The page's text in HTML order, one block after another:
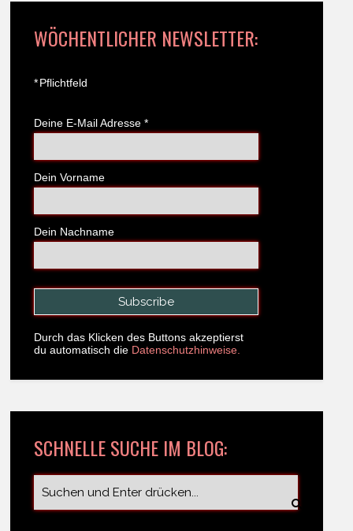
WÖCHENTLICHER NEWSLETTER:
*Pflichtfeld
Deine E-Mail Adresse *
Dein Vorname
Dein Nachname
Durch das Klicken des Buttons akzeptierst
du automatisch die Datenschutzhinweise.
SCHNELLE SUCHE IM BLOG: